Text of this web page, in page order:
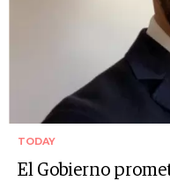
TODAY
El Gobierno